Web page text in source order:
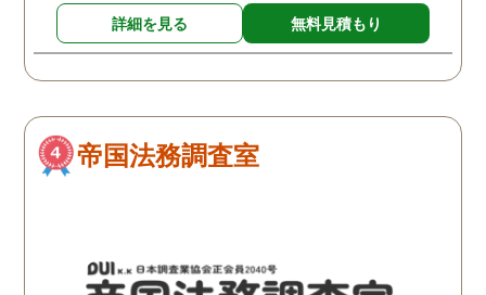
詳細を見る 無料見積もり
帝国法務調査室